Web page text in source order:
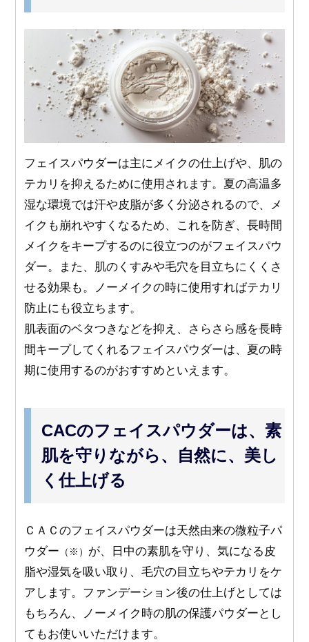
フェイスパウダーは主にメイクの仕上げや、肌の
テカリを抑えるために使用されます。夏の高温多
湿な環境では汗や皮脂が多く分泌されるので、メ
イクも崩れやすくなるため、これを防ぎ、長時間
メイクをキープするのに役立つのがフェイスパウ
ダー。また、肌のくすみや毛穴を目立ちにくくさ
せる効果も。ノーメイクの時に使用すればテカリ
防止にも役立ちます。
肌表面のベタつきなどを抑え、さらさら感を長時
間キープしてくれるフェイスパウダーは、夏の時
期に使用するのがおすすめといえます。
CACのフェイスパウダーは、素
肌を守りながら、自然に、美し
く仕上げる
ＣＡＣのフェイスパウダーは天然由来の微粒子パ
ウダー （※） が、日中の素肌を守り、気になる皮
脂や湿気を吸い取り、毛穴の目立ちやテカリをケ
アします。ファンデーション後の仕上げとしては
もちろん、ノーメイク時の肌の保護パウダーとし
てもお使いいただけます。